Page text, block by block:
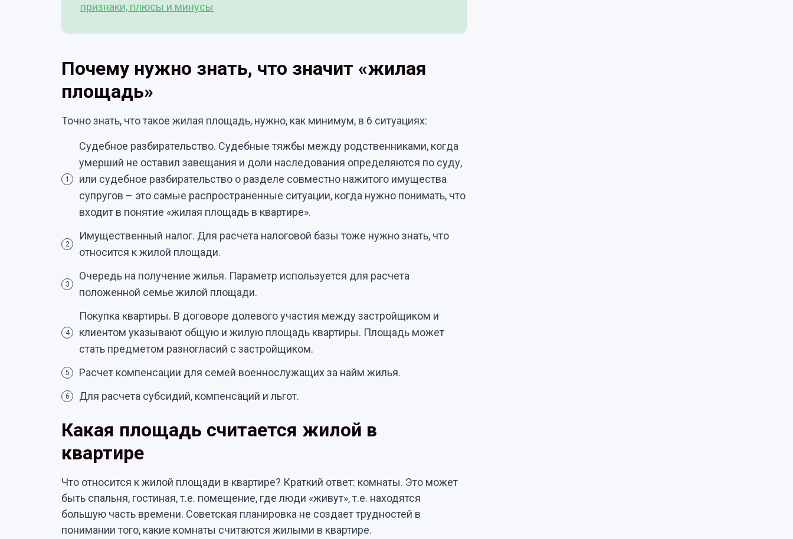
признаки, плюсы и минусы
Почему нужно знать, что значит «жилая
площадь»
Точно знать, что такое жилая площадь, нужно, как минимум, в 6 ситуациях:
1
Судебное разбирательство. Судебные тяжбы между родственниками, когда
умерший не оставил завещания и доли наследования определяются по суду,
или судебное разбирательство о разделе совместно нажитого имущества
супругов – это самые распространенные ситуации, когда нужно понимать, что
входит в понятие «жилая площадь в квартире».
2
Имущественный налог. Для расчета налоговой базы тоже нужно знать, что
относится к жилой площади.
3
Очередь на получение жилья. Параметр используется для расчета
положенной семье жилой площади.
4
Покупка квартиры. В договоре долевого участия между застройщиком и
клиентом указывают общую и жилую площадь квартиры. Площадь может
стать предметом разногласий с застройщиком.
5 Расчет компенсации для семей военнослужащих за найм жилья.
6 Для расчета субсидий, компенсаций и льгот.
Какая площадь считается жилой в
квартире
Что относится к жилой площади в квартире? Краткий ответ: комнаты. Это может
быть спальня, гостиная, т.е. помещение, где люди «живут», т.е. находятся
большую часть времени. Советская планировка не создает трудностей в
понимании того, какие комнаты считаются жилыми в квартире.